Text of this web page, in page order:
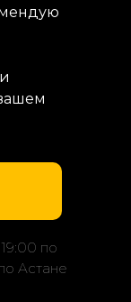
по
Астане